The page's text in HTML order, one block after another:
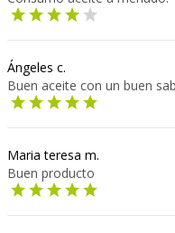
Ángeles c.
Buen aceite con un buen
Maria teresa m.
Buen producto